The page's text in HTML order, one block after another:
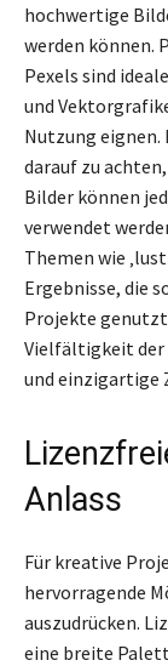
hochwertige
werden können.
Pexels sind
und
Nutzung eignen.
darauf zu
Bilder können
verwendet
Themen wie
Ergebnisse, die
Projekte genutzt
Vielfältigkeit der
und einzigartige
Anlass
Für kreative
hervorragende
auszudrücken.
eine breite